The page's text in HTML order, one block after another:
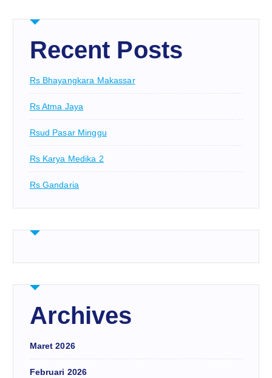
Recent Posts
Rs Bhayangkara Makassar
Rs Atma Jaya
Rsud Pasar Minggu
Rs Karya Medika 2
Rs Gandaria
Archives
Maret 2026
Februari 2026